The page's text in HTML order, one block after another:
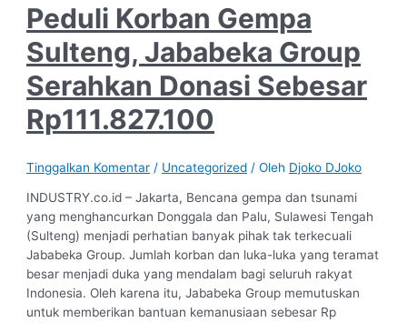
Peduli Korban Gempa
Sulteng, Jababeka Group
Serahkan Donasi Sebesar
Rp111.827.100
Tinggalkan Komentar / Uncategorized / Oleh Djoko DJoko
INDUSTRY.co.id – Jakarta, Bencana gempa dan tsunami
yang menghancurkan Donggala dan Palu, Sulawesi Tengah
(Sulteng) menjadi perhatian banyak pihak tak terkecuali
Jababeka Group. Jumlah korban dan luka-luka yang teramat
besar menjadi duka yang mendalam bagi seluruh rakyat
Indonesia. Oleh karena itu, Jababeka Group memutuskan
untuk memberikan bantuan kemanusiaan sebesar Rp